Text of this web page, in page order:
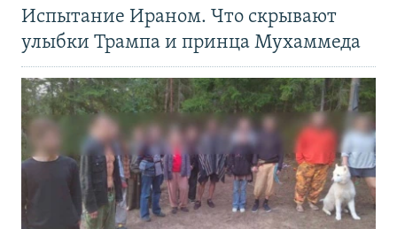
Испытание Ираном. Что скрывают
улыбки Трампа и принца Мухаммеда